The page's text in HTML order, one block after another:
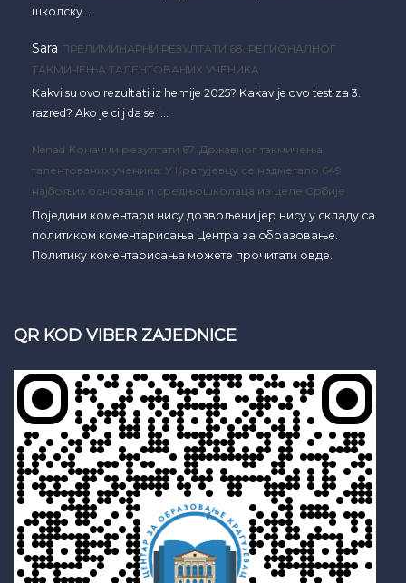
школску…
Sara ПРЕЛИМИНАРНИ РЕЗУЛТАТИ 68. РЕГИОНАЛНОГ
ТАКМИЧЕЊА ТАЛЕНТОВАНИХ УЧЕНИКА
Kakvi su ovo rezultati iz hemije 2025? Kakav je ovo test za 3.
razred? Ako je cilj da se i…
Nenad Коначни резултати 67. Државног такмичења
талентованих ученика: У Крагујевцу се надметало 649
најбољих основаца и средњошколаца из целе Србије
Поједини коментари нису дозвољени јер нису у складу са
политиком коментарисања Центра за образовање.
Политику коментарисања можете прочитати овде.
QR KOD VIBER ZAJEDNICE